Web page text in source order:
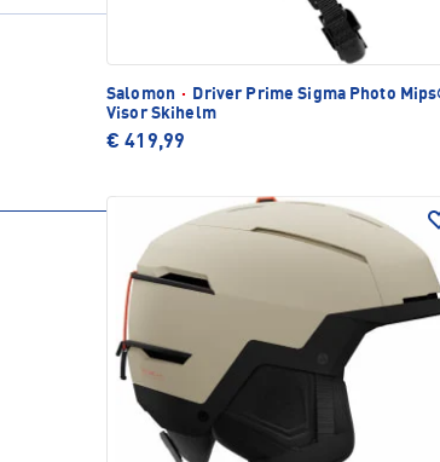
Salomon ·
Driver Prime Sigma Photo
Visor Skihelm
€ 419,99